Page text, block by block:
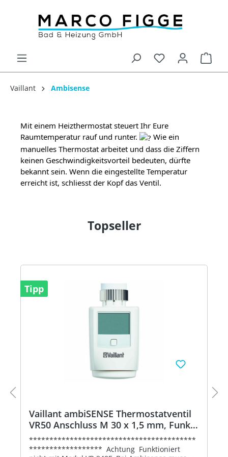
Vaillant Ambisense
Mit einem Heizthermostat steuert Ihr Eure
Raumtemperatur rauf und runter.
Wie ein
manuelles Thermostat arbeitet und dass die Ziffern
keinen Geschwindigkeitsvorteil bedeuten, dürfte
bekannt sein. Wenn die eingestellte Temperatur
erreicht ist, schliesst der Kopf das Ventil.
Topseller
Tipp
Vaillant ambiSENSE Thermostatventil
VR50 Anschluss M 30 x 1,5 mm, Funk
0020242486 VR 50
*****************************************
****************** Achtung Funktioniert